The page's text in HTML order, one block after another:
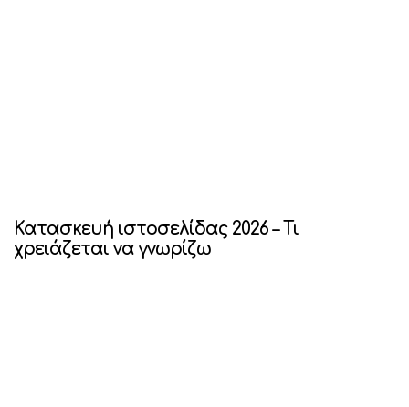
Κατασκευή ιστοσελίδας 2026 – Τι
χρειάζεται να γνωρίζω